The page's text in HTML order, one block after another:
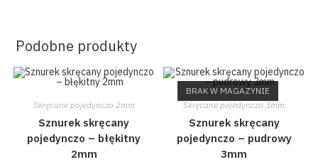
Podobne produkty
Skręcane pojedynczo 2mm
Sznurek skręcany
pojedynczo – błękitny
2mm
BRAK W MAGAZYNIE
Skręcane pojedynczo 3mm
Sznurek skręcany
pojedynczo – pudrowy
3mm